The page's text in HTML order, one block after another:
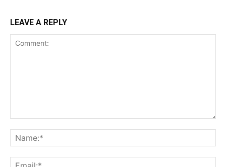
LEAVE A REPLY